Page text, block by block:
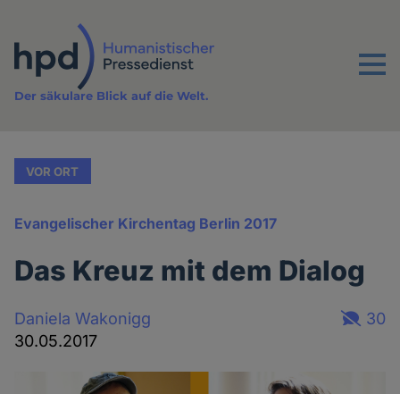
Inhalt
Menu
Der säkulare Blick auf die Welt.
VOR ORT
Evangelischer Kirchentag Berlin 2017
Das Kreuz mit dem Dialog
Daniela Wakonigg
30.05.2017
30